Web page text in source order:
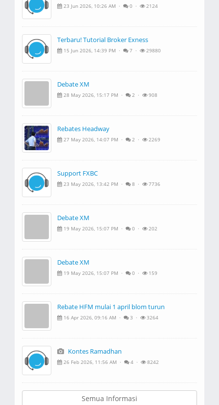
23 Jun 2026, 10:26 AM · 0 · 2124
Terbaru! Tutorial Broker Exness
15 Jun 2026, 14:39 PM · 7 · 29880
Debate XM
28 May 2026, 15:17 PM · 2 · 908
Rebates Headway
27 May 2026, 14:07 PM · 2 · 2269
Support FXBC
23 May 2026, 13:42 PM · 8 · 7736
Debate XM
19 May 2026, 15:07 PM · 0 · 202
Debate XM
19 May 2026, 15:07 PM · 0 · 159
Rebate HFM mulai 1 april blom turun
16 Apr 2026, 09:16 AM · 3 · 3264
Kontes Ramadhan
26 Feb 2026, 11:56 AM · 4 · 8242
Semua Informasi